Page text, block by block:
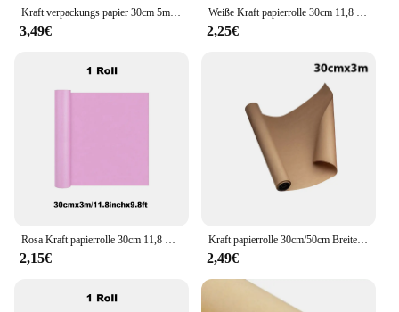
Kraft verpackungs papier 30cm 5m Rollen papier recycelt beweglich liefert umwelt freundliche Papier verpackung Verpackungs dekorationen verpacktes Bouquet
3,49€
Weiße Kraft papierrolle 30cm 11,8 Zoll Geschenk papierrolle, für Geschenk verpackung, Verpackung, Transport, Handwerk
2,25€
Rosa Kraft papierrolle 30cm 11,8 Zoll Geschenk papierrolle, für Geschenk verpackung, Verpackung, Transport, Handwerk
2,15€
Kraft papierrolle 30cm/50cm Breite einfaches braunes Versand papier für Geschenk verpackung Verpackung DIY Handwerk Bulletin Board Staffelei
2,49€